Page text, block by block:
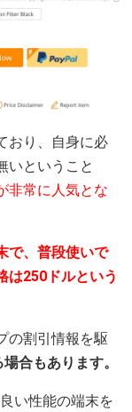
おり、自身に必
いということ
非常に人気とな
で、普段使いで
は250ドルという
の割引情報を駆
合もあります。
い性能の端末を